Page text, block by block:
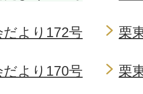
だより172号 栗
だより170号 栗